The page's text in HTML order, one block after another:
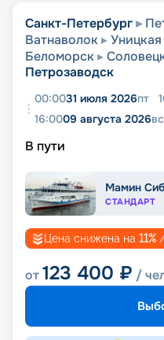
Санкт-Петербург
Ватнаволок
Уницкая
Беломорск
Петрозаводск
00:0031 июля 2026пт
16:0009 августа 2026вс
В пути
Мамин
СТАНДАРТ
Цена снижена на 11%
от123 400 ₽ /